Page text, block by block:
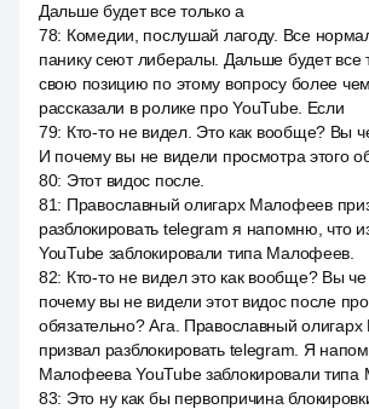
Дальше будет все только а
78: Комедии, послушай лагоду. Все
панику сеют либералы. Дальше будет все
свою позицию по этому вопросу более
рассказали в ролике про YouTube. Если
79: Кто-то не видел. Это как вообще? Вы
И почему вы не видели просмотра этого
80: Этот видос после.
81: Православный олигарх Малофеев
разблокировать telegram я напомню, что
YouTube заблокировали типа Малофеев.
82: Кто-то не видел это как вообще? Вы че
почему вы не видели этот видос после
обязательно? Ага. Православный
призвал разблокировать telegram. Я
Малофеева YouTube заблокировали типа
83: Это ну как бы первопричина